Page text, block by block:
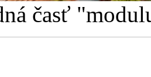
časť